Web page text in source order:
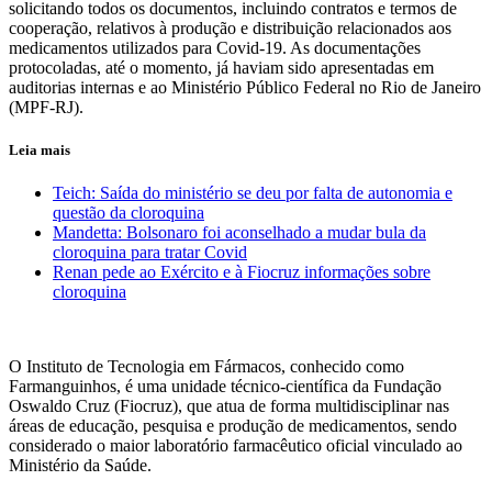
solicitando todos os documentos, incluindo contratos e termos de
cooperação, relativos à produção e distribuição relacionados aos
medicamentos utilizados para Covid-19. As documentações
protocoladas, até o momento, já haviam sido apresentadas em
auditorias internas e ao Ministério Público Federal no Rio de Janeiro
(MPF-RJ).
Leia mais
Teich: Saída do ministério se deu por falta de autonomia e
questão da cloroquina
Mandetta: Bolsonaro foi aconselhado a mudar bula da
cloroquina para tratar Covid
Renan pede ao Exército e à Fiocruz informações sobre
cloroquina
O Instituto de Tecnologia em Fármacos, conhecido como
Farmanguinhos, é uma unidade técnico-científica da Fundação
Oswaldo Cruz (Fiocruz), que atua de forma multidisciplinar nas
áreas de educação, pesquisa e produção de medicamentos, sendo
considerado o maior laboratório farmacêutico oficial vinculado ao
Ministério da Saúde.